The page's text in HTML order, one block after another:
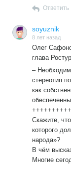
Ответить
soyuznik
8 лет назад
Олег
глава
–
стереотип
как
Скажите,
которого
народа»?
В чём
Многие